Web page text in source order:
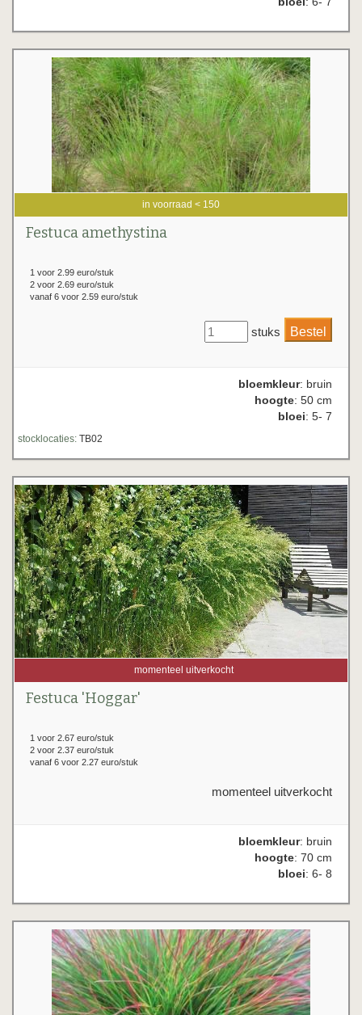
in voorraad < 150
Festuca amethystina
1 voor 2.99 euro/stuk
2 voor 2.69 euro/stuk
vanaf 6 voor 2.59 euro/stuk
stuks
bloemkleur: bruin
hoogte: 50 cm
bloei: 5- 7
stocklocaties: TB02
momenteel uitverkocht
Festuca 'Hoggar'
1 voor 2.67 euro/stuk
2 voor 2.37 euro/stuk
vanaf 6 voor 2.27 euro/stuk
momenteel uitverkocht
bloemkleur: bruin
hoogte: 70 cm
bloei: 6- 8